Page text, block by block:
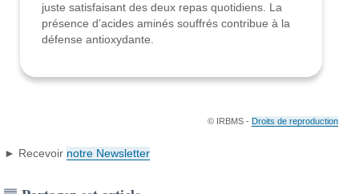
juste satisfaisant des deux repas quotidiens. La
présence d’acides aminés souffrés contribue à la
défense antioxydante.
© IRBMS - Droits de reproduction
► Recevoir notre Newsletter